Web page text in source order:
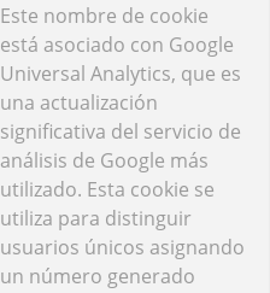
Este nombre de cookie
está asociado con Google
Universal Analytics, que es
una actualización
significativa del servicio de
análisis de Google más
utilizado. Esta cookie se
utiliza para distinguir
usuarios únicos asignando
un número generado